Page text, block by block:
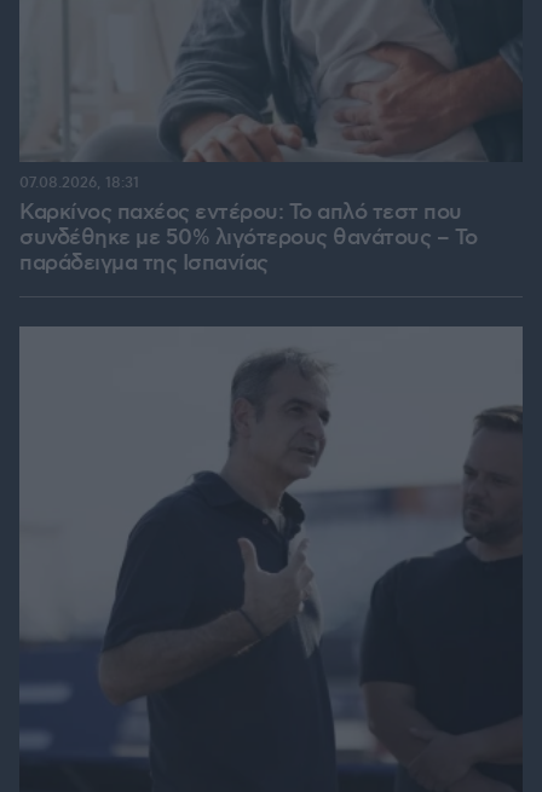
Καρκίνος παχέος εντέρου: Το απλό τεστ που
συνδέθηκε με 50% λιγότερους θανάτους – Το
παράδειγμα της Ισπανίας
07.08.2026, 18:31